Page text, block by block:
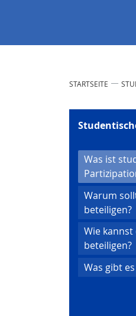
STARTSEITE
Was ist
Warum
beteiligen?
Wie
beteiligen?
Was gibt